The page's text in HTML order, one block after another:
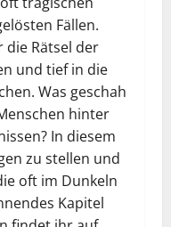
Fällen.
die Rätsel der
und tief in die
Was geschah
hinter
In diesem
zu stellen und
oft im Dunkeln
Kapitel